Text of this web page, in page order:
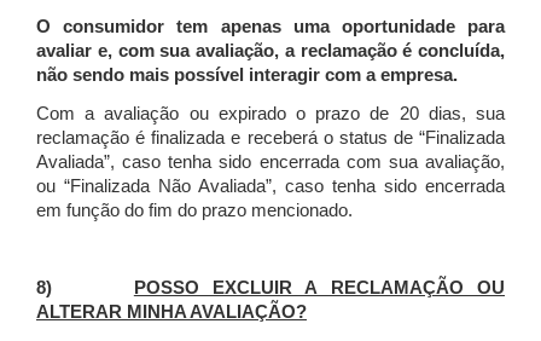
O consumidor tem apenas uma oportunidade para
avaliar e, com sua avaliação, a reclamação é concluída,
não sendo mais possível interagir com a empresa.
Com a avaliação ou expirado o prazo de 20 dias, sua
reclamação é finalizada e receberá o status de “Finalizada
Avaliada”, caso tenha sido encerrada com sua avaliação,
ou “Finalizada Não Avaliada”, caso tenha sido encerrada
em função do fim do prazo mencionado.
8)
POSSO EXCLUIR A RECLAMAÇÃO OU
ALTERAR MINHA AVALIAÇÃO?